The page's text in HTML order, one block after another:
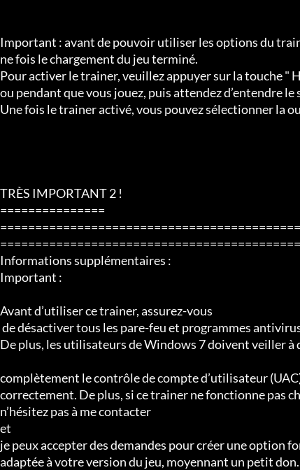
Important : avant de pouvoir utiliser les options du
ne fois le chargement du jeu terminé.
Pour activer le trainer, veuillez appuyer sur la touche "
ou pendant que vous jouez, puis attendez d’entendre le
Une fois le trainer activé, vous pouvez sélectionner la
TRÈS IMPORTANT 2 !
===============
Informations supplémentaires :
Important :
Avant d’utiliser ce trainer, assurez-vous
De plus, les utilisateurs de Windows 7 doivent veiller à
complètement le contrôle de compte d’utilisateur
correctement. De plus, si ce trainer ne fonctionne pas
n’hésitez pas à me contacter
et
je peux accepter des demandes pour créer une option
adaptée à votre version du jeu, moyennant un petit don.